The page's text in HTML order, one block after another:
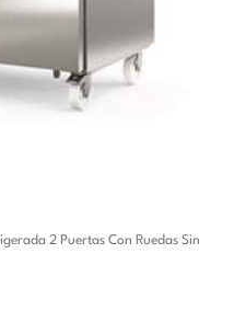
2 Puertas Con Ruedas Sin